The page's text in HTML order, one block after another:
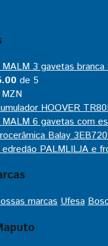
de 5
MZN
marcas Ufesa